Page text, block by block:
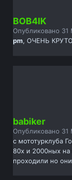
BOB4IK
Опубликовано 31
pm, ОЧЕНЬ
babiker
Опубликовано 31
с мототурклуба
80х и 2000ных на
проходили но